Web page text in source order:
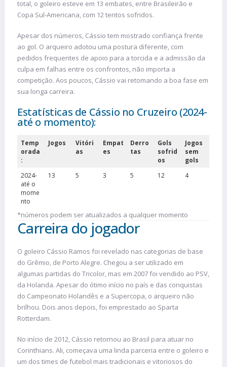
total, o goleiro esteve em 13 embates, entre Brasileirão e
Copa Sul-Americana, com 12 tentos sofridos.
Apesar dos números, Cássio tem mostrado confiança frente
ao gol. O arqueiro adotou uma postura diferente, com
pedidos frequentes de apoio para a torcida e a admissão da
culpa em falhas entre os confrontos, não importa a
competição. Aos poucos, Cássio vai retomando a boa fase em
sua longa carreira.
Estatísticas de Cássio no Cruzeiro (2024-
até o momento):
Temp
orada
:
Jogos
Vitóri
as
Empat
es
Derro
tas
Gols
sofrid
os
Jogos
sem
gols
2024-
até o
mome
nto
13 5 3 5 12 4
*números podem ser atualizados a qualquer momento
Carreira do jogador
O goleiro Cássio Ramos foi revelado nas categorias de base
do Grêmio, de Porto Alegre. Chegou a ser utilizado em
algumas partidas do Tricolor, mas em 2007 foi vendido ao PSV,
da Holanda. Apesar do ótimo início no país e das conquistas
do Campeonato Holandês e a Supercopa, o arqueiro não
brilhou. Dois anos depois, foi emprestado ao Sparta
Rotterdam.
No início de 2012, Cássio retornou ao Brasil para atuar no
Corinthians. Ali, começava uma linda parceria entre o goleiro e
um dos times de futebol mais tradicionais e vitoriosos do